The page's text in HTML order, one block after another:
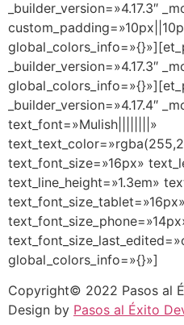
_builder_version=»4.17.3″
_builder_version=»4.17.3″
_builder_version=»4.17.4″
text_font=»Mulish||||||||»
text_font_size=»16px»
text_line_height=»1.3em»
text_font_size_tablet=»16px»
global_colors_info=»{}»]
Copyright© 2022 Pasos al
Design by Pasos al Éxito